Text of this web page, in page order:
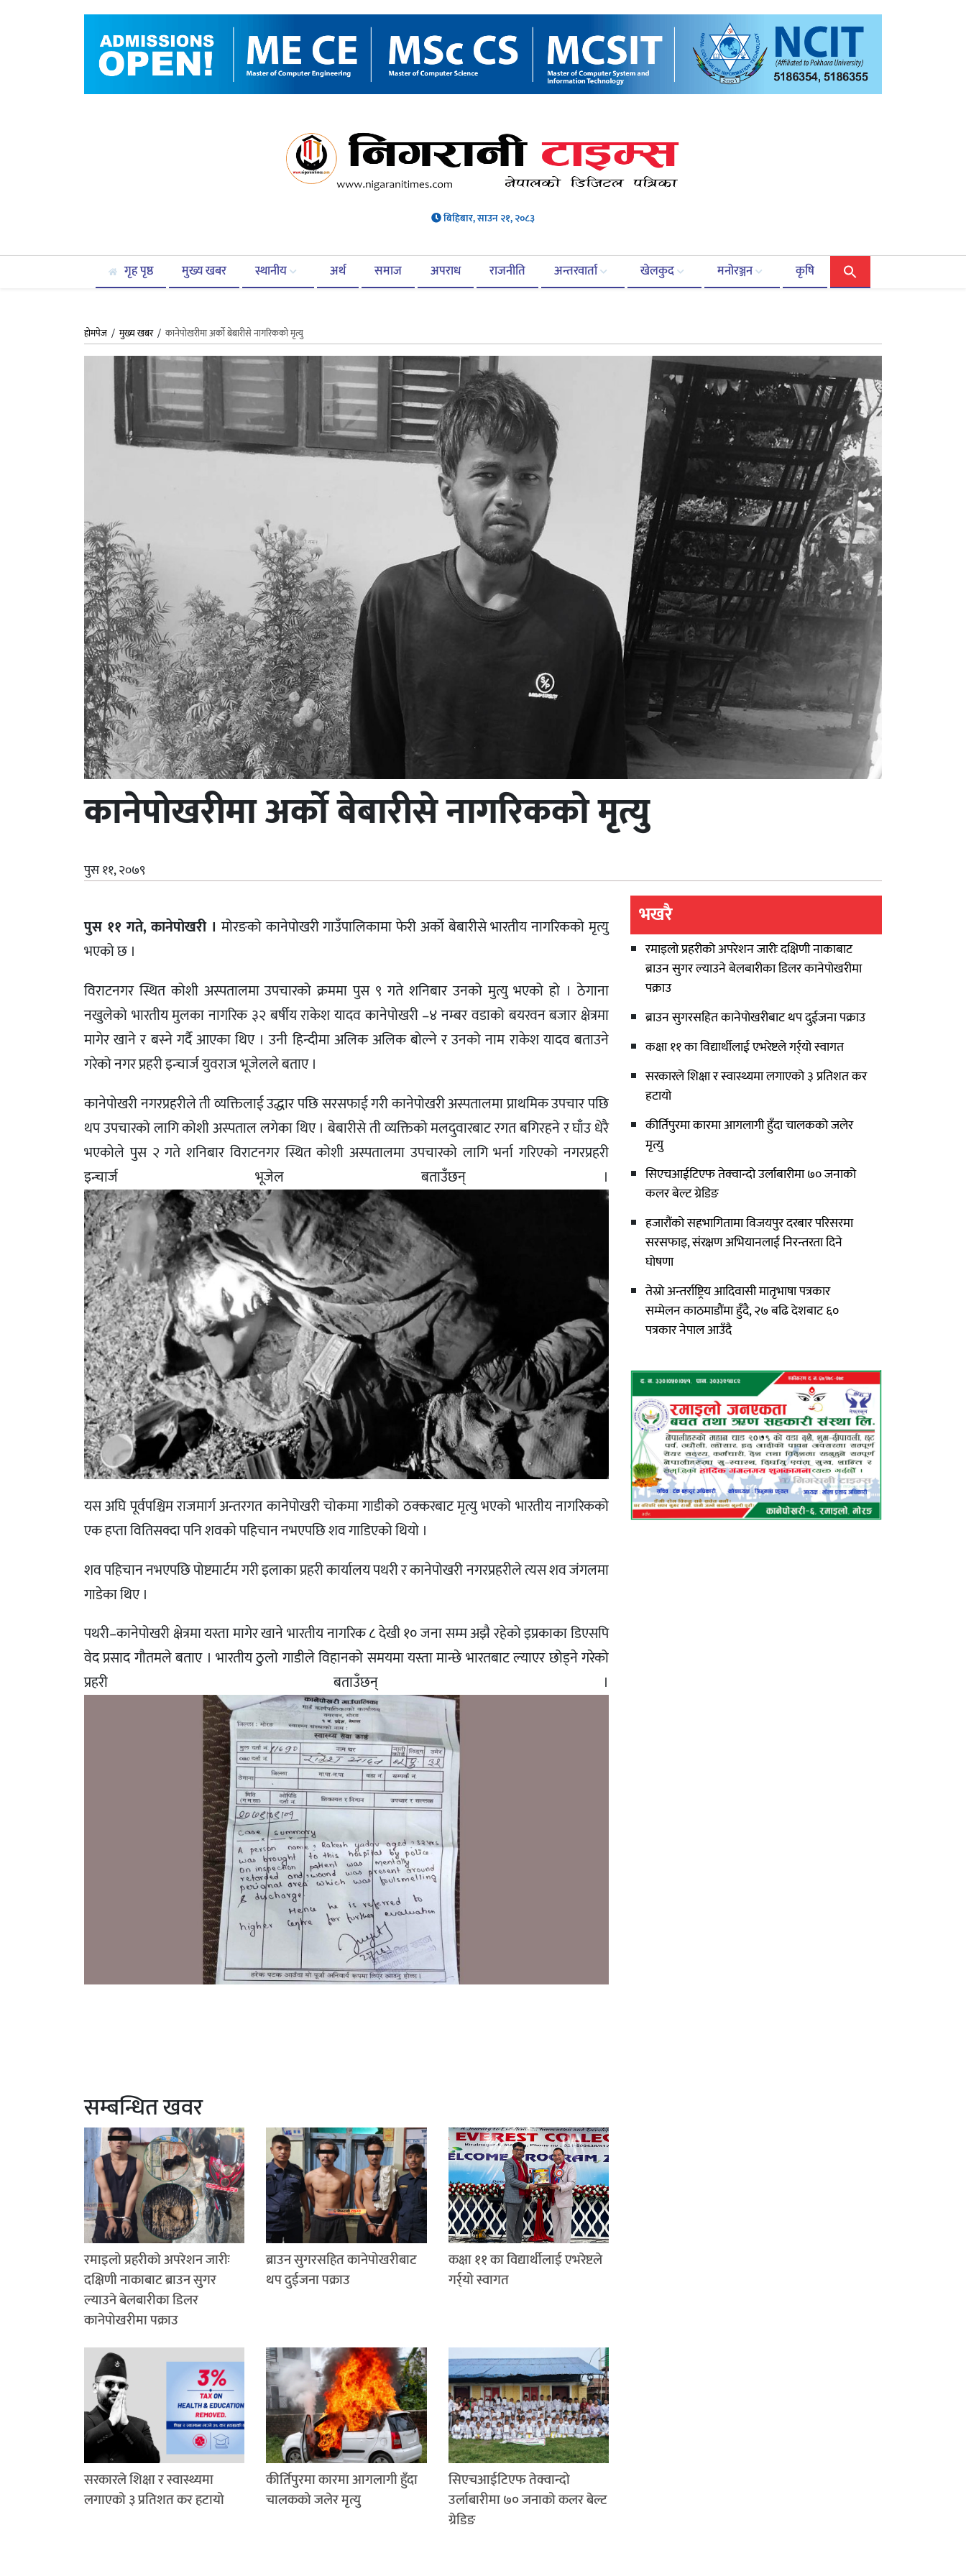
बिहिबार, साउन २१, २०८३
गृह पृष्ठ मुख्य खबर स्थानीय अर्थ समाज अपराध राजनीति अन्तरवार्ता खेलकुद मनोरञ्जन कृषि
होमपेज /मुख्य खबर/ कानेपोखरीमा अर्को बेबारीसे नागरिकको मृत्यु
कानेपोखरीमा अर्को बेबारीसे नागरिकको मृत्यु
पुस ११, २०७९
पुस ११ गते, कानेपोखरी । मोरङको कानेपोखरी गाउँपालिकामा फेरी अर्को बेबारीसे भारतीय नागरिकको मृत्यु
भएको छ ।
विराटनगर स्थित कोशी अस्पतालमा उपचारको क्रममा पुस ९ गते शनिबार उनको मुत्यु भएको हो । ठेगाना
नखुलेको भारतीय मुलका नागरिक ३२ बर्षीय राकेश यादव कानेपोखरी –४ नम्बर वडाको बयरवन बजार क्षेत्रमा
मागेर खाने र बस्ने गर्दै आएका थिए । उनी हिन्दीमा अलिक अलिक बोल्ने र उनको नाम राकेश यादव बताउने
गरेको नगर प्रहरी इन्चार्ज युवराज भूजेलले बताए ।
कानेपोखरी नगरप्रहरीले ती व्यक्तिलाई उद्धार पछि सरसफाई गरी कानेपोखरी अस्पतालमा प्राथमिक उपचार पछि
थप उपचारको लागि कोशी अस्पताल लगेका थिए । बेबारीसे ती व्यक्तिको मलदुवारबाट रगत बगिरहने र घाँउ धेरै
भएकोले पुस २ गते शनिबार विराटनगर स्थित कोशी अस्पतालमा उपचारको लागि भर्ना गरिएको नगरप्रहरी
इन्चार्ज भूजेल बताउँछन् ।
यस अघि पूर्वपश्चिम राजमार्ग अन्तरगत कानेपोखरी चोकमा गाडीको ठक्करबाट मृत्यु भएको भारतीय नागरिकको
एक हप्ता वितिसक्दा पनि शवको पहिचान नभएपछि शव गाडिएको थियो ।
शव पहिचान नभएपछि पोष्टमार्टम गरी इलाका प्रहरी कार्यालय पथरी र कानेपोखरी नगरप्रहरीले त्यस शव जंगलमा
गाडेका थिए ।
पथरी–कानेपोखरी क्षेत्रमा यस्ता मागेर खाने भारतीय नागरिक ८ देखी १० जना सम्म अझै रहेको इप्रकाका डिएसपि
वेद प्रसाद गौतमले बताए । भारतीय ठुलो गाडीले विहानको समयमा यस्ता मान्छे भारतबाट ल्याएर छोड्ने गरेको
प्रहरी बताउँछन् ।
सम्बन्धित खवर
रमाइलो प्रहरीको अपरेशन जारीः
दक्षिणी नाकाबाट ब्राउन सुगर
ल्याउने बेलबारीका डिलर
कानेपोखरीमा पक्राउ
ब्राउन सुगरसहित कानेपोखरीबाट
थप दुईजना पक्राउ
कक्षा ११ का विद्यार्थीलाई एभरेष्टले
गर्र्यो स्वागत
सरकारले शिक्षा र स्वास्थ्यमा
लगाएको ३ प्रतिशत कर हटायो
कीर्तिपुरमा कारमा आगलागी हुँदा
चालकको जलेर मृत्यु
सिएचआईटिएफ तेक्वान्दो
उर्लाबारीमा ७० जनाको कलर बेल्ट
ग्रेडिङ
भखरै
रमाइलो प्रहरीको अपरेशन जारीः दक्षिणी नाकाबाट
ब्राउन सुगर ल्याउने बेलबारीका डिलर कानेपोखरीमा
पक्राउ
ब्राउन सुगरसहित कानेपोखरीबाट थप दुईजना पक्राउ
कक्षा ११ का विद्यार्थीलाई एभरेष्टले गर्र्यो स्वागत
सरकारले शिक्षा र स्वास्थ्यमा लगाएको ३ प्रतिशत कर
हटायो
कीर्तिपुरमा कारमा आगलागी हुँदा चालकको जलेर
मृत्यु
सिएचआईटिएफ तेक्वान्दो उर्लाबारीमा ७० जनाको
कलर बेल्ट ग्रेडिङ
हजारौंको सहभागितामा विजयपुर दरबार परिसरमा
सरसफाइ, संरक्षण अभियानलाई निरन्तरता दिने
घोषणा
तेस्रो अन्तर्राष्ट्रिय आदिवासी मातृभाषा पत्रकार
सम्मेलन काठमाडौंमा हुँदै, २७ बढि देशबाट ६०
पत्रकार नेपाल आउँदै